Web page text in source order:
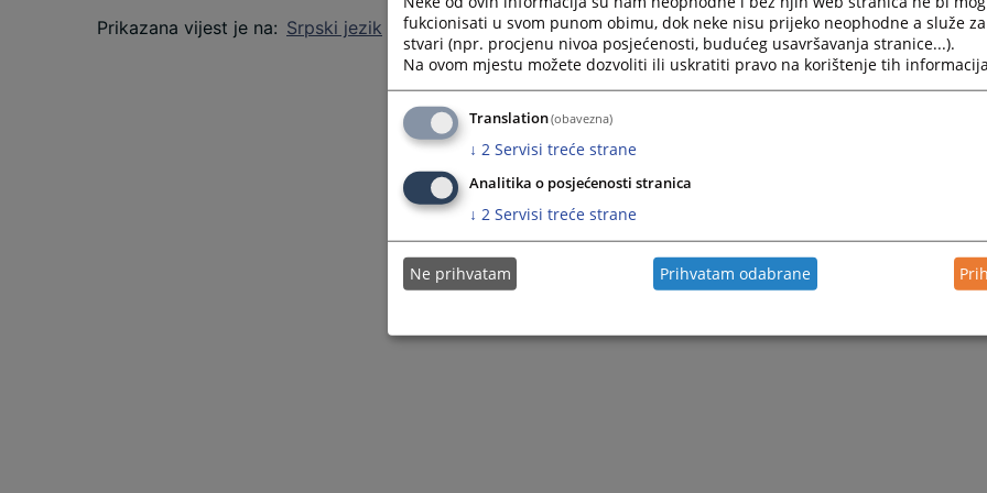
Prikazana vijest je na: Srpski jezik
fukcionisati u svom punom obimu, dok neke nisu prijeko neophodne a služe
stvari (npr. procjenu nivoa posjećenosti, budućeg usavršavanja stranice...).
Na ovom mjestu možete dozvoliti ili uskratiti pravo na korištenje tih
Translation(obavezna)
↓ 2 Servisi treće strane
Analitika o posjećenosti stranica
↓ 2 Servisi treće strane
Ne prihvatam Prihvatam odabrane